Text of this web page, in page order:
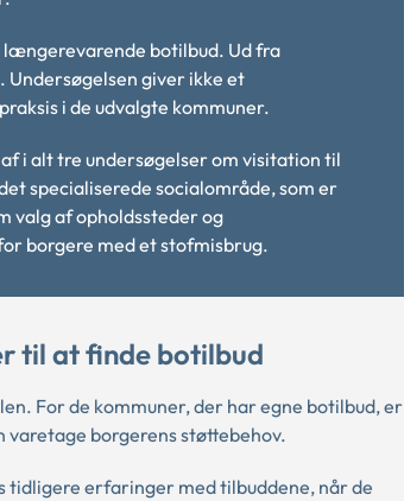
botilbud. Ud fra
giver ikke et
i de udvalgte kommuner.
i alt tre undersøgelser om visitation til
specialiserede socialområde, som er
valg af opholdssteder og
borgere med et stofmisbrug.
til at finde botilbud
For de kommuner, der har egne botilbud, er
varetage borgerens støttebehov.
tidligere erfaringer med tilbuddene, når de